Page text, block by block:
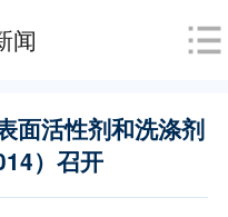
闻
面活性剂和洗涤剂
）召开